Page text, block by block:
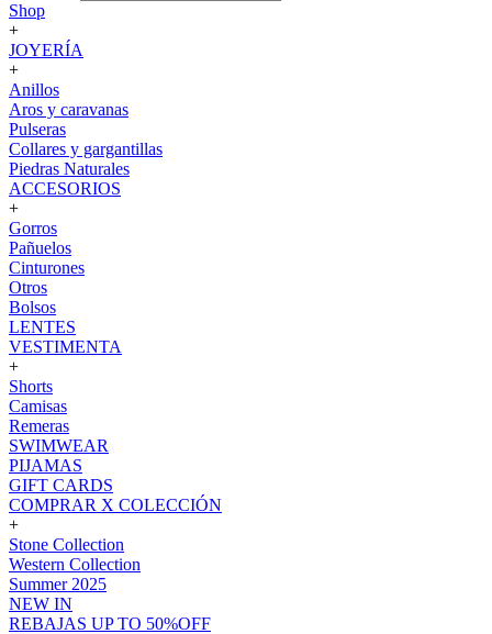
Shop
+
JOYERÍA
+
Anillos
Aros y caravanas
Pulseras
Collares y gargantillas
Piedras Naturales
ACCESORIOS
+
Gorros
Pañuelos
Cinturones
Otros
Bolsos
LENTES
VESTIMENTA
+
Shorts
Camisas
Remeras
SWIMWEAR
PIJAMAS
GIFT CARDS
COMPRAR X COLECCIÓN
+
Stone Collection
Western Collection
Summer 2025
NEW IN
REBAJAS UP TO 50%OFF